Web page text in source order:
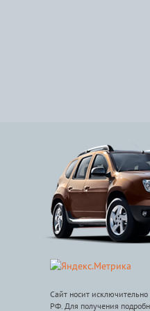
Сайт носит
РФ. Для получения